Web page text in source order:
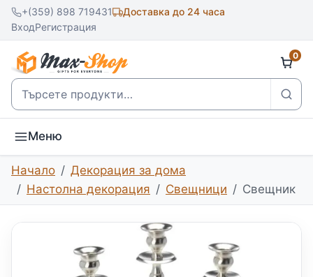
+(359) 898 719431
Доставка до 24 часа
ВходРегистрация
Търсене
0
Меню
Начало
Декорация за дома
Настолна декорация
Свещници Свещник